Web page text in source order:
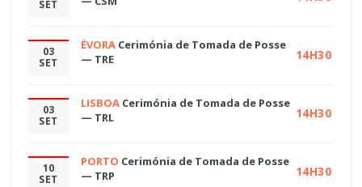
SET
03
SET
ÉVORA Cerimónia de Tomada de Posse
— TRE
14H30
03
SET
LISBOA Cerimónia de Tomada de Posse
— TRL
14H30
10
SET
PORTO Cerimónia de Tomada de Posse
— TRP
14H30